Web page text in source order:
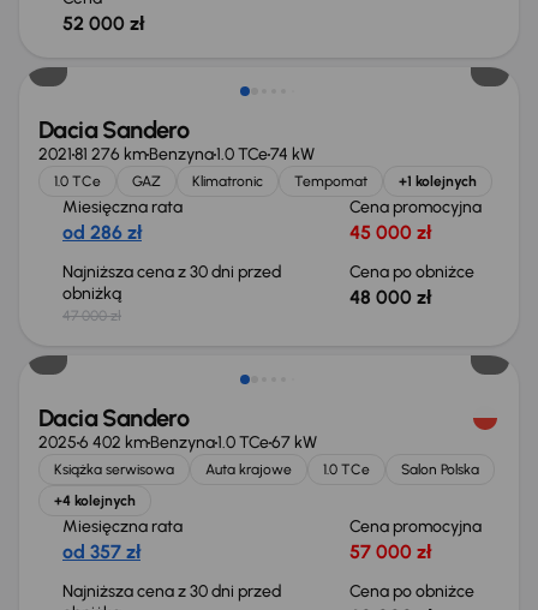
52 000 zł
Dacia Sandero
202181 276 kmBenzyna1.0 TCe74 kW
1.0 TCe GAZ Klimatronic Tempomat +1 kolejnych
Miesięczna rata
od 286 zł
Cena promocyjna
45 000 zł
Najniższa cena z 30 dni przed
obniżką
47 000 zł
Cena po obniżce
48 000 zł
Taniej o 2 000 zł
Dacia Sandero
20256 402 kmBenzyna1.0 TCe67 kW
Książka serwisowa Auta krajowe 1.0 TCe
Salon Polska
+4 kolejnych
Miesięczna rata
od 357 zł
Cena promocyjna
57 000 zł
Najniższa cena z 30 dni przed
Cena po obniżce